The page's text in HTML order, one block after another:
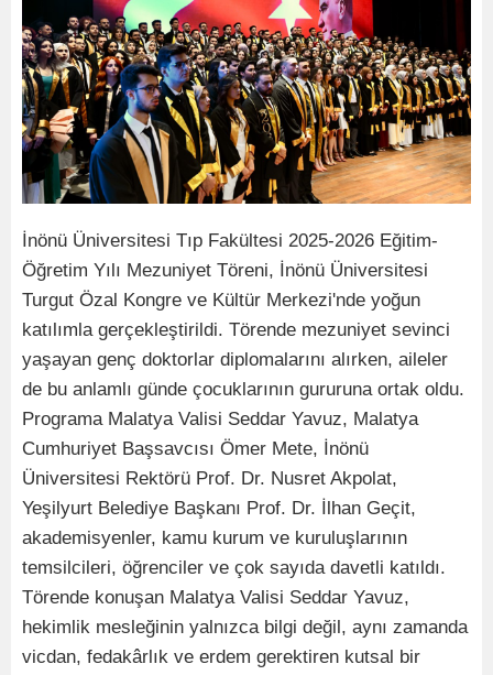
İnönü Üniversitesi Tıp Fakültesi 2025-2026 Eğitim-
Öğretim Yılı Mezuniyet Töreni, İnönü Üniversitesi
Turgut Özal Kongre ve Kültür Merkezi'nde yoğun
katılımla gerçekleştirildi. Törende mezuniyet sevinci
yaşayan genç doktorlar diplomalarını alırken, aileler
de bu anlamlı günde çocuklarının gururuna ortak oldu.
Programa Malatya Valisi Seddar Yavuz, Malatya
Cumhuriyet Başsavcısı Ömer Mete, İnönü
Üniversitesi Rektörü Prof. Dr. Nusret Akpolat,
Yeşilyurt Belediye Başkanı Prof. Dr. İlhan Geçit,
akademisyenler, kamu kurum ve kuruluşlarının
temsilcileri, öğrenciler ve çok sayıda davetli katıldı.
Törende konuşan Malatya Valisi Seddar Yavuz,
hekimlik mesleğinin yalnızca bilgi değil, aynı zamanda
vicdan, fedakârlık ve erdem gerektiren kutsal bir